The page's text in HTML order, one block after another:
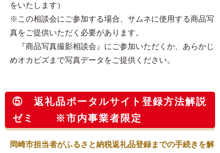
をいたします）
※この相談会にご参加する場合、サムネに使用する商品写
真をご提供いただく必要があります。
『商品写真撮影相談会』にご参加いただくか、あらかじ
めオカビズまで写真データをご提供ください。
⑤ 返礼品ポータルサイト登録方法解説
ゼミ ※市内事業者限定
岡崎市担当者がふるさと納税返礼品登録までの手続きを解